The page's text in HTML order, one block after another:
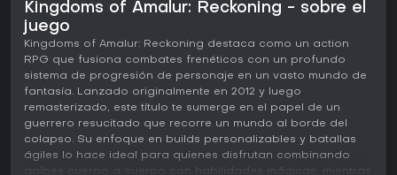
Kingdoms of Amalur: Reckoning - sobre el
juego
Kingdoms of Amalur: Reckoning destaca como un action
RPG que fusiona combates frenéticos con un profundo
sistema de progresión de personaje en un vasto mundo de
fantasía. Lanzado originalmente en 2012 y luego
remasterizado, este título te sumerge en el papel de un
guerrero resucitado que recorre un mundo al borde del
colapso. Su enfoque en builds personalizables y batallas
ágiles lo hace ideal para quienes disfrutan combinando
golpes cuerpo a cuerpo con habilidades mágicas, mientras